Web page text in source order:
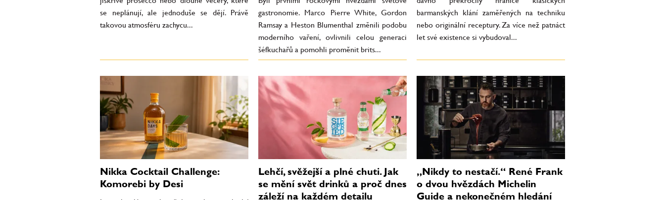
se neplánují, ale jednoduše se dějí. Právě
takovou atmosféru zachycu...
gastronomie. Marco Pierre White, Gordon
Ramsay a Heston Blumenthal změnili podobu
moderního vaření, ovlivnili celou generaci
šéfkuchařů a pomohli proměnit brits...
barmanských klání zaměřených na techniku
nebo originální receptury. Za více než patnáct
let své existence si vybudoval...
Nikka Cocktail Challenge:
Komorebi by Desi
Lehčí, svěžejší a plné chuti. Jak
se mění svět drinků a proč dnes
záleží na každém detailu
„Nikdy to nestačí.“ René Frank
o dvou hvězdách Michelin
Guide a nekonečném hledání